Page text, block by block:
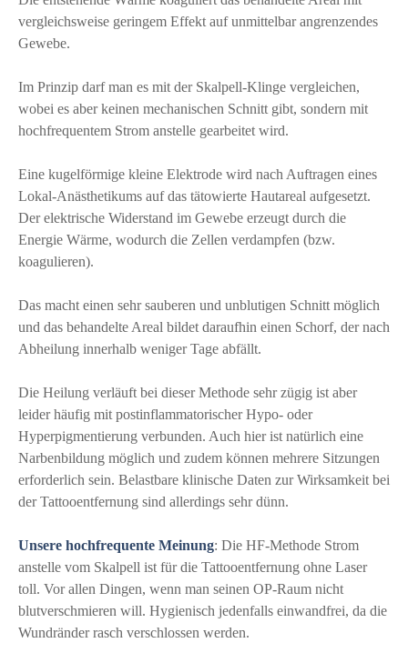
vergleichsweise geringem Effekt auf unmittelbar angrenzendes
Gewebe.
Im Prinzip darf man es mit der Skalpell-Klinge vergleichen,
wobei es aber keinen mechanischen Schnitt gibt, sondern mit
hochfrequentem Strom anstelle gearbeitet wird.
Eine kugelförmige kleine Elektrode wird nach Auftragen eines
Lokal-Anästhetikums auf das tätowierte Hautareal aufgesetzt.
Der elektrische Widerstand im Gewebe erzeugt durch die
Energie Wärme, wodurch die Zellen verdampfen (bzw.
koagulieren).
Das macht einen sehr sauberen und unblutigen Schnitt möglich
und das behandelte Areal bildet daraufhin einen Schorf, der nach
Abheilung innerhalb weniger Tage abfällt.
Die Heilung verläuft bei dieser Methode sehr zügig ist aber
leider häufig mit postinflammatorischer Hypo- oder
Hyperpigmentierung verbunden. Auch hier ist natürlich eine
Narbenbildung möglich und zudem können mehrere Sitzungen
erforderlich sein. Belastbare klinische Daten zur Wirksamkeit bei
der Tattooentfernung sind allerdings sehr dünn.
Unsere hochfrequente Meinung: Die HF-Methode Strom
anstelle vom Skalpell ist für die Tattooentfernung ohne Laser
toll. Vor allen Dingen, wenn man seinen OP-Raum nicht
blutverschmieren will. Hygienisch jedenfalls einwandfrei, da die
Wundränder rasch verschlossen werden.